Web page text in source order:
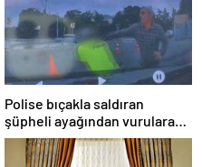
Polise bıçakla saldıran
şüpheli ayağından vurularak
yakalandı